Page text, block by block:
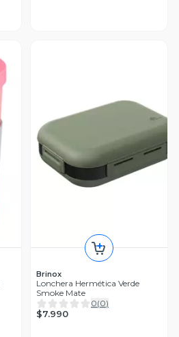
Brinox
Lonchera Hermética Verde
Smoke Mate
0(0)
$7.990